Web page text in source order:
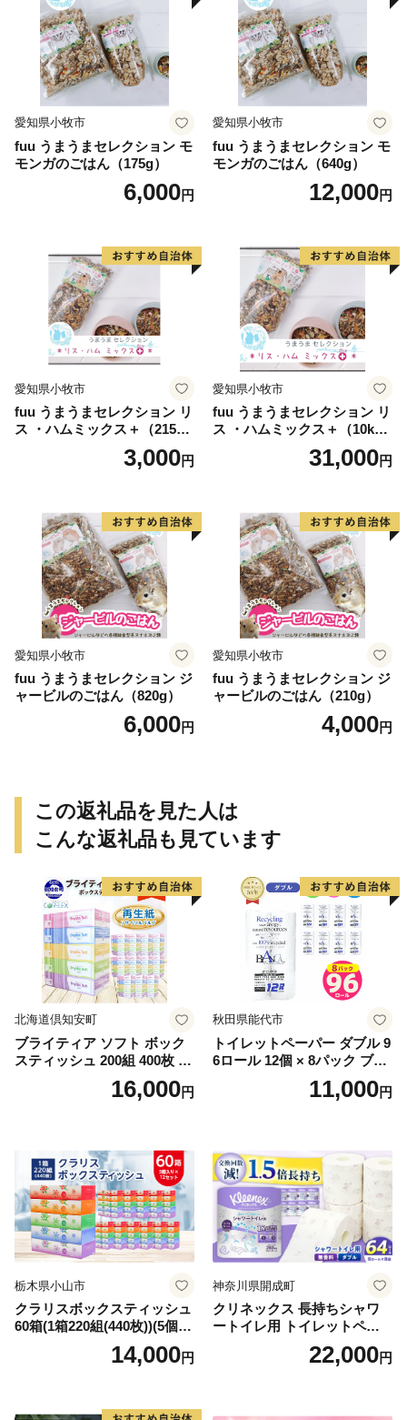
愛知県小牧市
fuu うまうまセレクション モ
モンガのごはん（175g）
6,000円
愛知県小牧市
fuu うまうまセレクション モ
モンガのごはん（640g）
12,000円
愛知県小牧市
fuu うまうまセレクション リ
ス ・ハムミックス＋（215
3,000円
愛知県小牧市
fuu うまうまセレクション リ
ス ・ハムミックス＋（10k
31,000円
愛知県小牧市
fuu うまうまセレクション ジ
ャービルのごはん（820g）
6,000円
愛知県小牧市
fuu うまうまセレクション ジ
ャービルのごはん（210g）
4,000円
この返礼品を見た人は
こんな返礼品も見ています
北海道倶知安町
ブライティア ソフト ボック
スティッシュ 200組 400枚 60
箱 日本製 まとめ買い ティッ
シュ リサイクル 長持 防災 常
倶知安町 日用品
16,000円
秋田県能代市
トイレットペーパー ダブル 9
6ロール 12個 × 8パック ブラ
ンカ 再生紙 100％ 芯あり 日
用品 消耗品 無香料 生活用品
11,000円
栃木県小山市
クラリスボックスティッシュ
60箱(1箱220組(440枚))(5個入
り×12セット)【1256759】
14,000円
神奈川県開成町
クリネックス 長持ちシャワ
ートイレ用 トイレットペー
パー（ダブル）64ロール(8ロ
ール×8パック) 開成町 トイレ
蓄 防災 エコ 消耗品 生活雑貨
22,000円